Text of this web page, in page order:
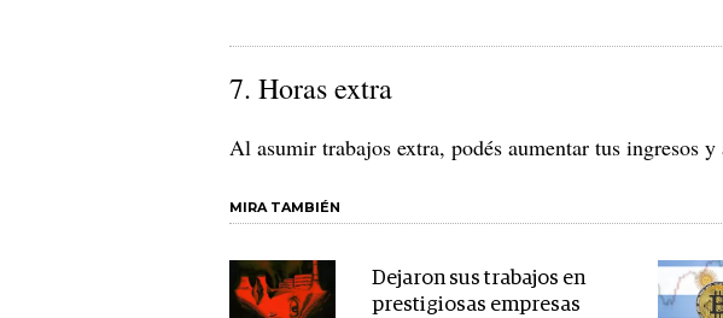
7. Horas extra
Al asumir trabajos extra, podés aumentar tus ingresos
MIRA TAMBIÉN
Dejaron sus trabajos en
prestigiosas empresas